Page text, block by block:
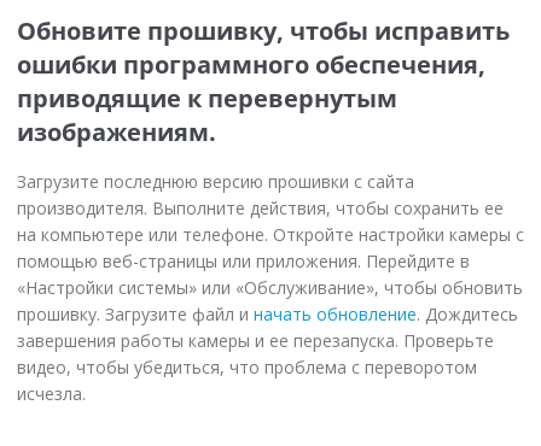
Обновите прошивку, чтобы исправить
ошибки программного обеспечения,
приводящие к перевернутым
изображениям.
Загрузите последнюю версию прошивки с сайта
производителя. Выполните действия, чтобы сохранить ее
на компьютере или телефоне. Откройте настройки камеры с
помощью веб-страницы или приложения. Перейдите в
«Настройки системы» или «Обслуживание», чтобы обновить
прошивку. Загрузите файл и начать обновление. Дождитесь
завершения работы камеры и ее перезапуска. Проверьте
видео, чтобы убедиться, что проблема с переворотом
исчезла.